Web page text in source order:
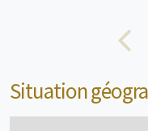
Situation